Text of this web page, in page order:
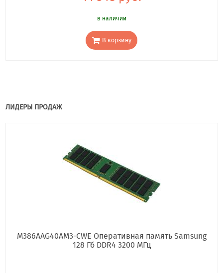
в наличии
В корзину
ЛИДЕРЫ ПРОДАЖ
M386AAG40AM3-CWE Оперативная память Samsung
128 Гб DDR4 3200 МГц